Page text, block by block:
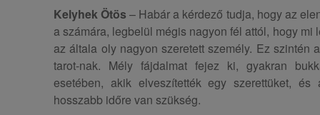
Kelyhek Ötös – Habár a kérdező tudja, hogy az
a számára, legbelül mégis nagyon fél attól, hogy mi
az általa oly nagyon szeretett személy. Ez szintén
tarot-nak. Mély fájdalmat fejez ki, gyakran
esetében, akik elveszítették egy szerettüket, és
hosszabb időre van szükség.